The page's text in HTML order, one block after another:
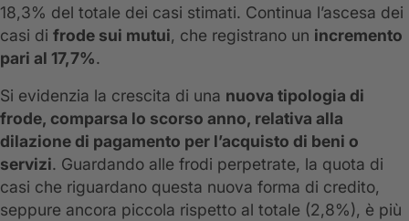
18,3% del totale dei casi stimati. Continua l’ascesa dei
casi di frode sui mutui, che registrano un incremento
pari al 17,7%.
Si evidenzia la crescita di una nuova tipologia di
frode, comparsa lo scorso anno, relativa alla
dilazione di pagamento per l’acquisto di beni o
servizi. Guardando alle frodi perpetrate, la quota di
casi che riguardano questa nuova forma di credito,
seppure ancora piccola rispetto al totale (2,8%), è più